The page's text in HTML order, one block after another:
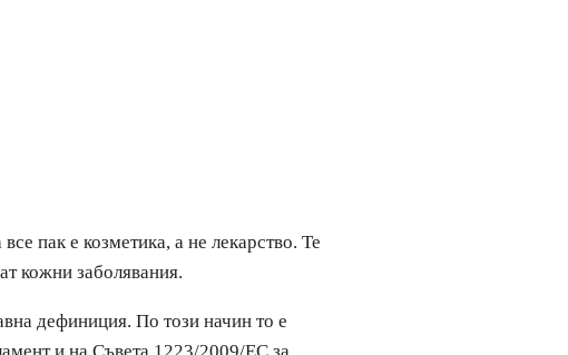
пак е козметика, а не лекарство. Те
кожни заболявания.
дефиниция. По този начин то е